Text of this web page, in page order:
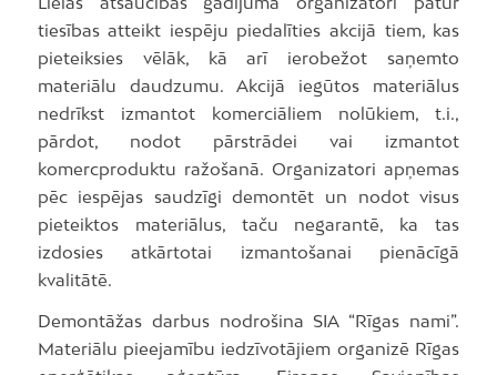
tiesības atteikt iespēju piedalīties akcijā tiem, kas
pieteiksies vēlāk, kā arī ierobežot saņemto
materiālu daudzumu. Akcijā iegūtos materiālus
nedrīkst izmantot komerciāliem nolūkiem, t.i.,
pārdot, nodot pārstrādei vai izmantot
komercproduktu ražošanā. Organizatori apņemas
pēc iespējas saudzīgi demontēt un nodot visus
pieteiktos materiālus, taču negarantē, ka tas
izdosies atkārtotai izmantošanai pienācīgā
kvalitātē.
Demontāžas darbus nodrošina SIA “Rīgas nami”.
Materiālu pieejamību iedzīvotājiem organizē Rīgas